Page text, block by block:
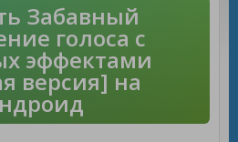
Забавный
голоса с
эффектами
версия] на